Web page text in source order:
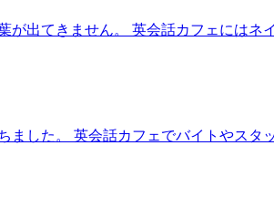
出てきません。 英会話カフェにはネ
した。 英会話カフェでバイトやスタ